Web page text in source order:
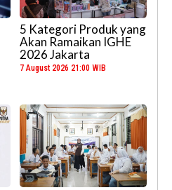
5 Kategori Produk yang
Akan Ramaikan IGHE
2026 Jakarta
7 August 2026 21:00 WIB